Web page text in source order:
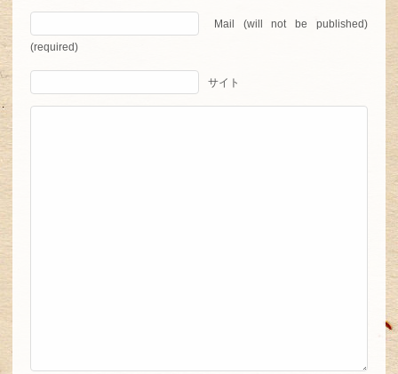
Mail (will not be published)
(required)
サイト